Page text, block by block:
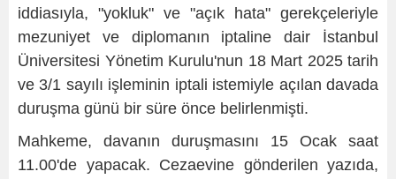
iddiasıyla, "yokluk" ve "açık hata" gerekçeleriyle
mezuniyet ve diplomanın iptaline dair İstanbul
Üniversitesi Yönetim Kurulu'nun 18 Mart 2025 tarih
ve 3/1 sayılı işleminin iptali istemiyle açılan davada
duruşma günü bir süre önce belirlenmişti.
Mahkeme, davanın duruşmasını 15 Ocak saat
11.00'de yapacak. Cezaevine gönderilen yazıda,